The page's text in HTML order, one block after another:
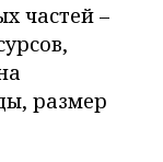
частей –
размер